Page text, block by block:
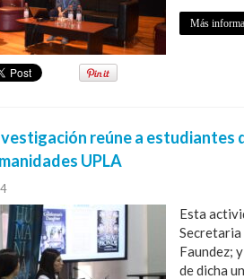
Más
reúne a estudiantes
UPLA
Esta
Secretaria
Faundez;
de dicha